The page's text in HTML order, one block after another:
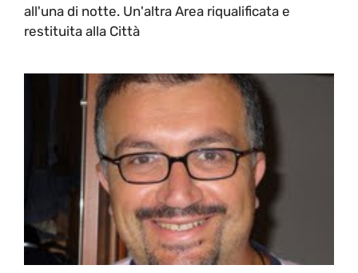
all'una di notte. Un'altra Area riqualificata e
restituita alla Città